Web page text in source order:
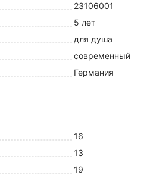
23106001
5 лет
для душа
современный
Германия
16
13
19